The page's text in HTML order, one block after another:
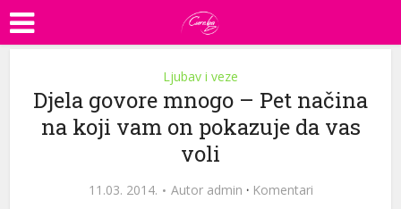
Ljubav i veze
Djela govore mnogo – Pet načina
na koji vam on pokazuje da vas
voli
11.03. 2014. Autor admin · Komentari